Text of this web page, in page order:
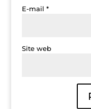
E-mail *
Site web